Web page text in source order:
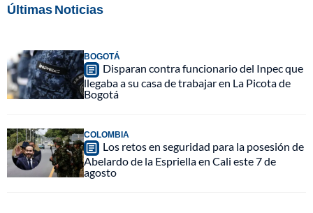
Últimas Noticias
BOGOTÁ
Disparan contra funcionario del Inpec que
llegaba a su casa de trabajar en La Picota de
Bogotá
COLOMBIA
Los retos en seguridad para la posesión de
Abelardo de la Espriella en Cali este 7 de
agosto